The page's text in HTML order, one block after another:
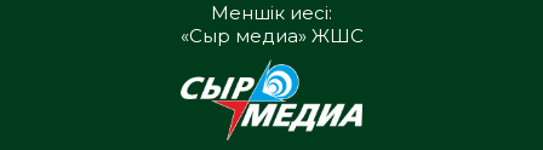
Меншік иесі:
«Сыр медиа» ЖШС